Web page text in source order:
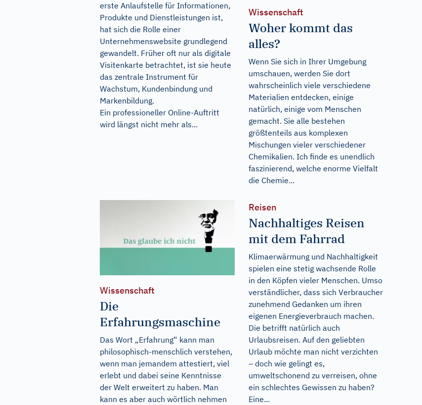
erste Anlaufstelle für Informationen,
Produkte und Dienstleistungen ist,
hat sich die Rolle einer
Unternehmenswebsite grundlegend
gewandelt. Früher oft nur als digitale
Visitenkarte betrachtet, ist sie heute
das zentrale Instrument für
Wachstum, Kundenbindung und
Markenbildung.
Ein professioneller Online-Auftritt
wird längst nicht mehr als...
Wissenschaft
Woher kommt das
alles?
Wenn Sie sich in Ihrer Umgebung
umschauen, werden Sie dort
wahrscheinlich viele verschiedene
Materialien entdecken, einige
natürlich, einige vom Menschen
gemacht. Sie alle bestehen
größtenteils aus komplexen
Mischungen vieler verschiedener
Chemikalien. Ich finde es unendlich
faszinierend, welche enorme Vielfalt
die Chemie...
Wissenschaft
Die
Erfahrungsmaschine
Das Wort „Erfahrung“ kann man
philosophisch-menschlich verstehen,
wenn man jemandem attestiert, viel
erlebt und dabei seine Kenntnisse
der Welt erweitert zu haben. Man
kann es aber auch wörtlich nehmen
Reisen
Nachhaltiges Reisen
mit dem Fahrrad
Klimaerwärmung und Nachhaltigkeit
spielen eine stetig wachsende Rolle
in den Köpfen vieler Menschen. Umso
verständlicher, dass sich Verbraucher
zunehmend Gedanken um ihren
eigenen Energieverbrauch machen.
Die betrifft natürlich auch
Urlaubsreisen. Auf den geliebten
Urlaub möchte man nicht verzichten
– doch wie gelingt es,
umweltschonend zu verreisen, ohne
ein schlechtes Gewissen zu haben?
Eine...